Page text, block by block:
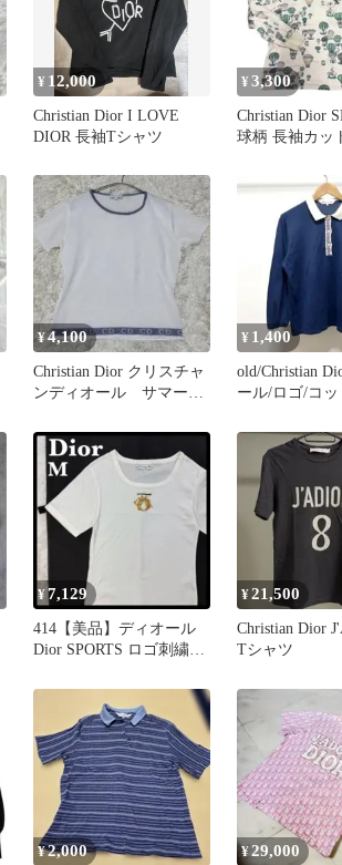
¥ 12,000
Christian Dior I LOVE
DIOR 長袖Tシャツ
¥ 3,300
Christian Dior
球柄 長袖カッ
¥4,100
Christian Dior クリスチャ
ンディオール サマーニ
¥ 1,400
old/Christian
ール/ロゴ/コ
¥7,129
414【美品】ディオール
Dior SPORTS ロゴ刺繍T
¥21,500
Christian Dior
Tシャツ
¥2,000 ¥29,000